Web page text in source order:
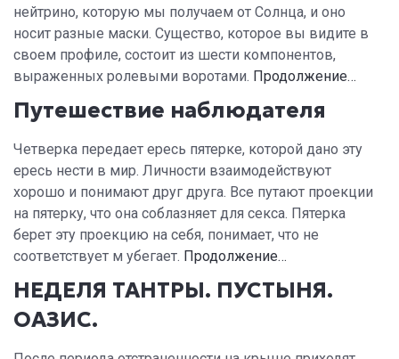
нейтрино, которую мы получаем от Солнца, и оно
носит разные маски. Существо, которое вы видите в
своем профиле, состоит из шести компонентов,
выраженных ролевыми воротами. Продолжение…
Путешествие наблюдателя
Четверка передает ересь пятерке, которой дано эту
ересь нести в мир. Личности взаимодействуют
хорошо и понимают друг друга. Все путают проекции
на пятерку, что она соблазняет для секса. Пятерка
берет эту проекцию на себя, понимает, что не
соответствует м убегает. Продолжение…
НЕДЕЛЯ ТАНТРЫ. ПУСТЫНЯ.
ОАЗИС.